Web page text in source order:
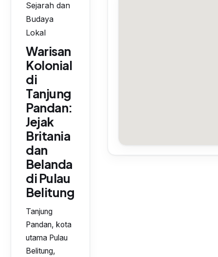
Sejarah dan
Budaya
Lokal
Warisan
Kolonial
di
Tanjung
Pandan:
Jejak
Britania
dan
Belanda
di Pulau
Belitung
Tanjung
Pandan, kota
utama Pulau
Belitung,